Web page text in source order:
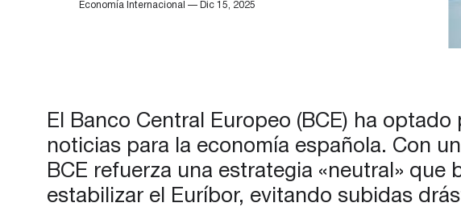
Economía Internacional — Dic 15, 2025
El Banco Central Europeo (BCE) ha
noticias para la economía española. Con
BCE refuerza una estrategia «neutral»
estabilizar el Euríbor, evitando subidas